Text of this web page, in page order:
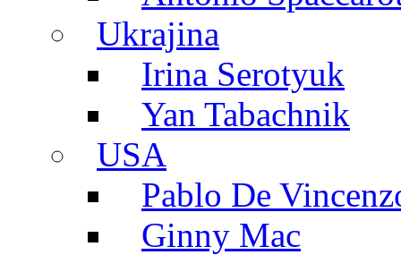
Ukrajina
Irina Serotyuk
Yan Tabachnik
USA
Pablo De
Ginny Mac